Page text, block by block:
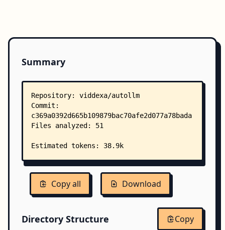
Summary
Copy all Download
Directory Structure Copy